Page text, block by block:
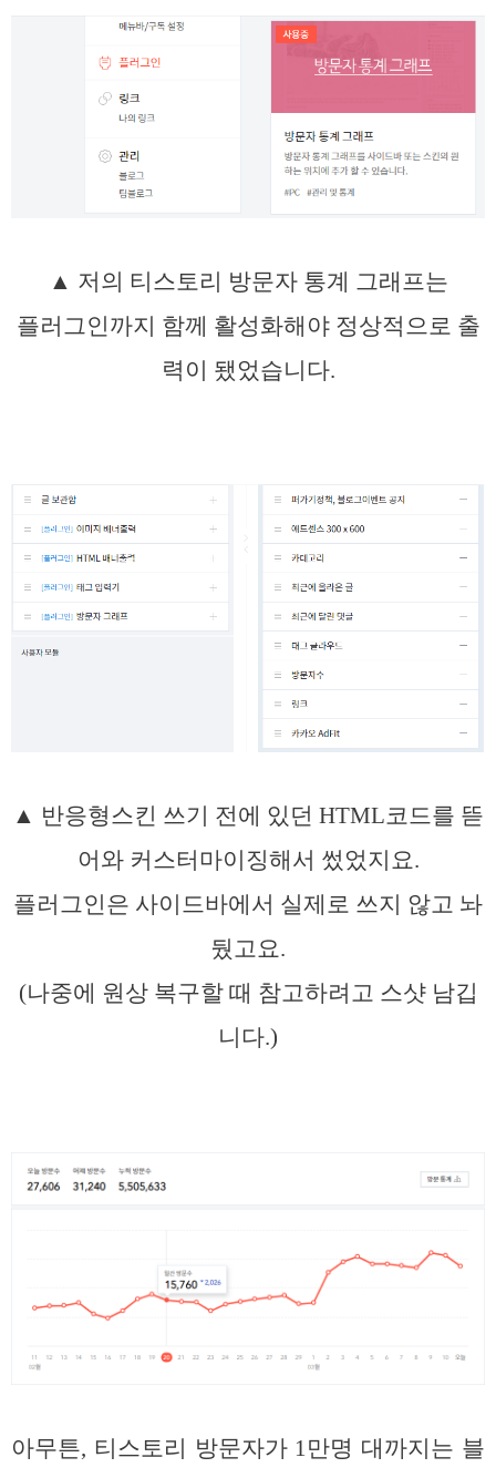
▲ 저의 티스토리 방문자 통계 그래프는
플러그인까지 함께 활성화해야 정상적으로 출
력이 됐었습니다.
▲ 반응형스킨 쓰기 전에 있던 HTML코드를 뜯
어와 커스터마이징해서 썼었지요.
플러그인은 사이드바에서 실제로 쓰지 않고 놔
뒀고요.
(나중에 원상 복구할 때 참고하려고 스샷 남깁
니다.)
아무튼, 티스토리 방문자가 1만명 대까지는 블